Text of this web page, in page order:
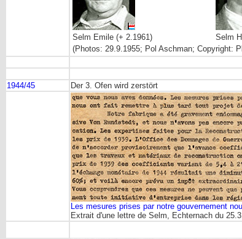
Selm Emile (+ 2.1961) Selm
(Photos: 29.9.1955; Pol Aschman; Copyright:
1944/45 Der 3. Ofen wird zerstört
Les mesures prises par notre gouvernement
Extrait d'une lettre de Selm, Echternach du